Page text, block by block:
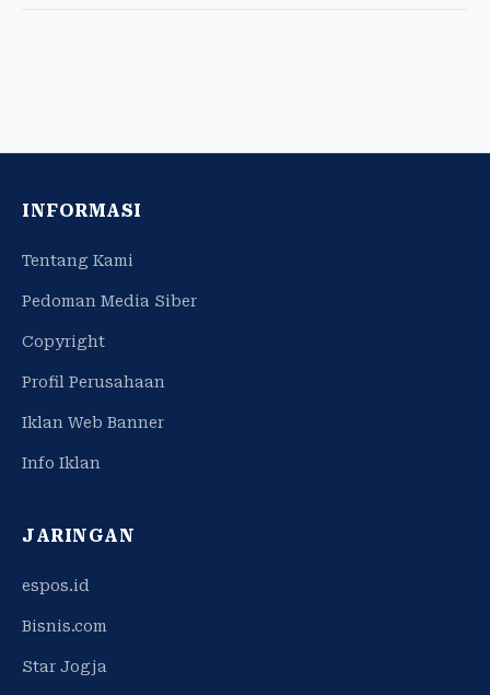
INFORMASI
Tentang Kami
Pedoman Media Siber
Copyright
Profil Perusahaan
Iklan Web Banner
Info Iklan
JARINGAN
espos.id
Bisnis.com
Star Jogja